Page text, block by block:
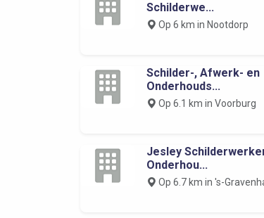
Schilderwe...
Op 6 km in Nootdorp
Schilder-, Afwerk- en
Onderhouds...
Op 6.1 km in Voorburg
Jesley
Onderhou...
Op 6.7 km in 's-